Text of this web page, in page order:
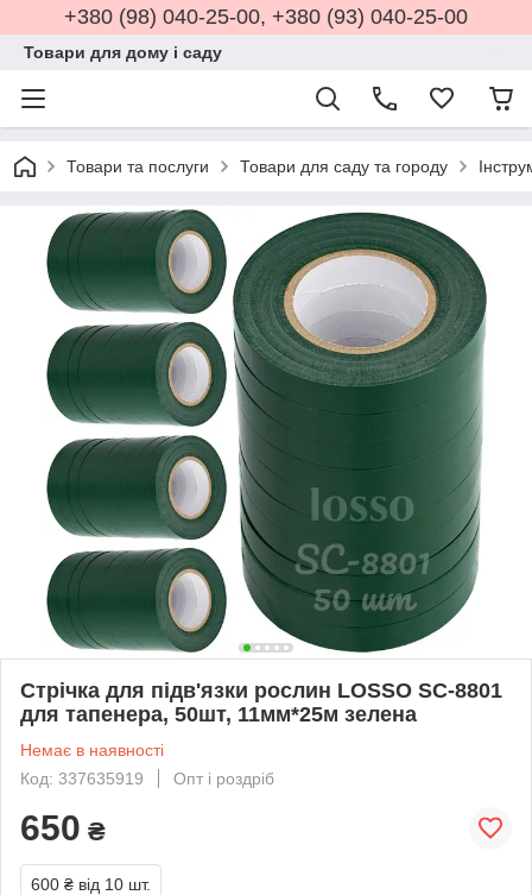
+380 (98) 040-25-00, +380 (93) 040-25-00
Товари для дому і саду
Товари та послуги Товари для саду та городу
Стрічка для підв'язки рослин LOSSO SC-8801
для тапенера, 50шт, 11мм*25м зелена
Немає в наявності
Код: 337635919
Опт і роздріб
650 ₴
600 ₴ від 10 шт.